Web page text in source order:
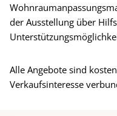
der Ausstellung über
Alle Angebote sind
Verkaufsinteresse